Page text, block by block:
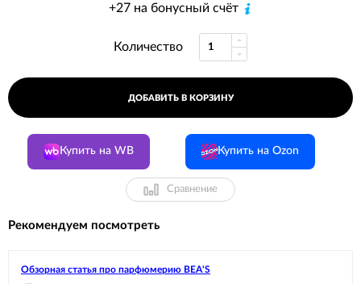
+27 на бонусный счёт
Количество
ДОБАВИТЬ В КОРЗИНУ
Купить на WB Купить на Ozon
Сравнение
Рекомендуем посмотреть
Обзорная статья про парфюмерию BEA'S